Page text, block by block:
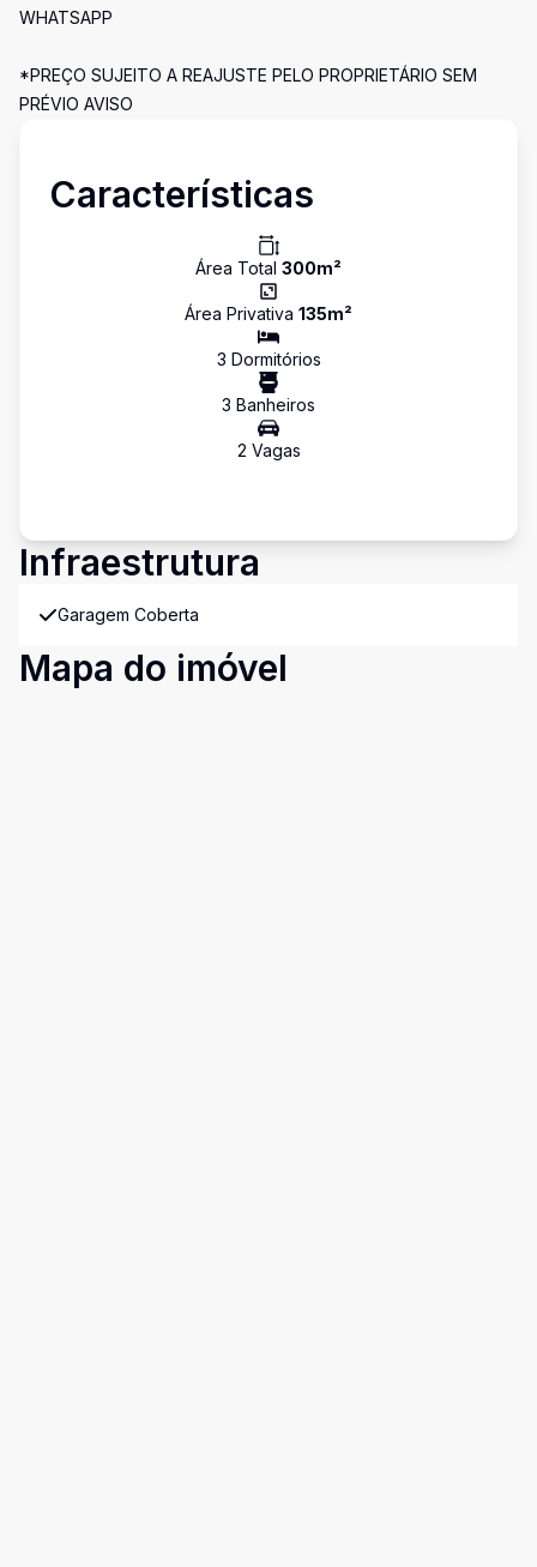
WHATSAPP
*PREÇO SUJEITO A REAJUSTE PELO PROPRIETÁRIO SEM
PRÉVIO AVISO
Características
Área Total 300m²
Área Privativa 135m²
3 Dormitórios
3 Banheiros
2 Vagas
Infraestrutura
Garagem Coberta
Mapa do imóvel